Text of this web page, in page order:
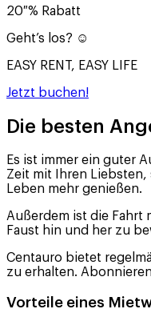
20 % Rabatt
Geht’s los? ☺️
EASY RENT, EASY LIFE
Jetzt buchen!
Die besten
Es ist immer ein guter
Zeit mit Ihren Liebsten,
Leben mehr genießen.
Außerdem ist die
Faust hin und her zu
Centauro bietet
zu erhalten.
Vorteile eines